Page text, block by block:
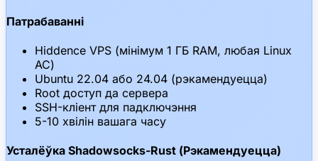
Патрабаванні
Hiddence VPS (мінімум 1 ГБ RAM, любая Linux
АС)
Ubuntu 22.04 або 24.04 (рэкамендуецца)
Root доступ да сервера
SSH-кліент для падключэння
5-10 хвілін вашага часу
Усталёўка Shadowsocks-Rust (Рэкамендуецца)